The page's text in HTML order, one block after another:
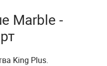
Marble -
King Plus.